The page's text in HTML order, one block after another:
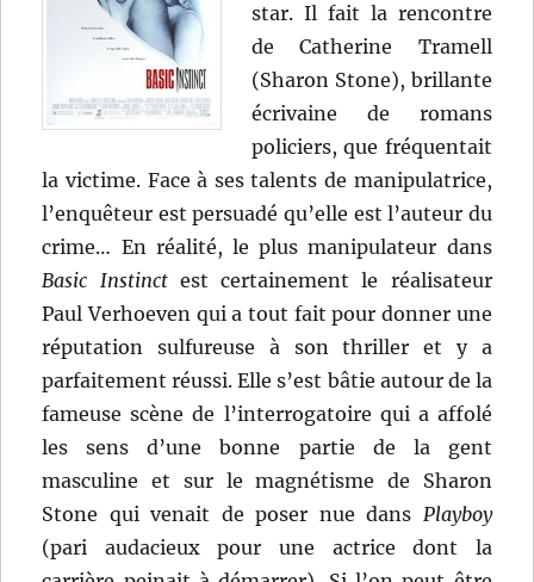
star. Il fait la rencontre
de Catherine Tramell
(Sharon Stone), brillante
écrivaine de romans
policiers, que fréquentait
la victime. Face à ses talents de manipulatrice,
l’enquêteur est persuadé qu’elle est l’auteur du
crime… En réalité, le plus manipulateur dans
Basic Instinctest certainement le réalisateur
Paul Verhoeven qui a tout fait pour donner une
réputation sulfureuse à son thriller et y a
parfaitement réussi. Elle s’est bâtie autour de la
fameuse scène de l’interrogatoire qui a affolé
les sens d’une bonne partie de la gent
masculine et sur le magnétisme de Sharon
Stone qui venait de poser nue dans Playboy
(pari audacieux pour une actrice dont la